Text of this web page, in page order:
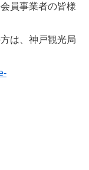
員事業者の皆様
は、神戸観光局